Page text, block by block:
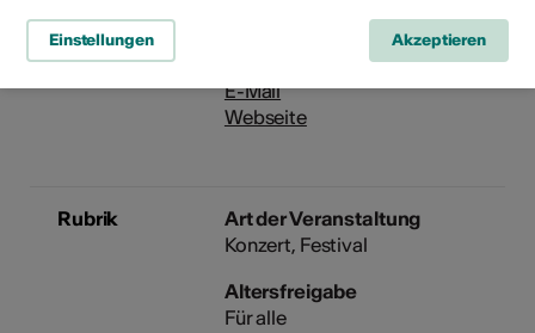
Reservationen 027 971 10 00
Fax 027 971 30 00
E-Mail
Webseite
Rubrik
Art der Veranstaltung
Konzert Festival
Altersfreigabe
Für alle
Einstellungen Akzeptieren